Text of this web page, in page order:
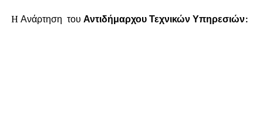
H Ανάρτηση του Αντιδήμαρχου Τεχνικών Υπηρεσιών: